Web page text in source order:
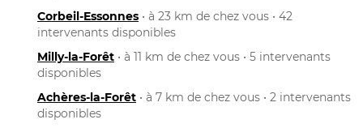
Corbeil-Essonnes • à 23 km de chez vous • 42
intervenants disponibles
Milly-la-Forêt • à 11 km de chez vous • 5 intervenants
disponibles
Achères-la-Forêt • à 7 km de chez vous • 2 intervenants
disponibles